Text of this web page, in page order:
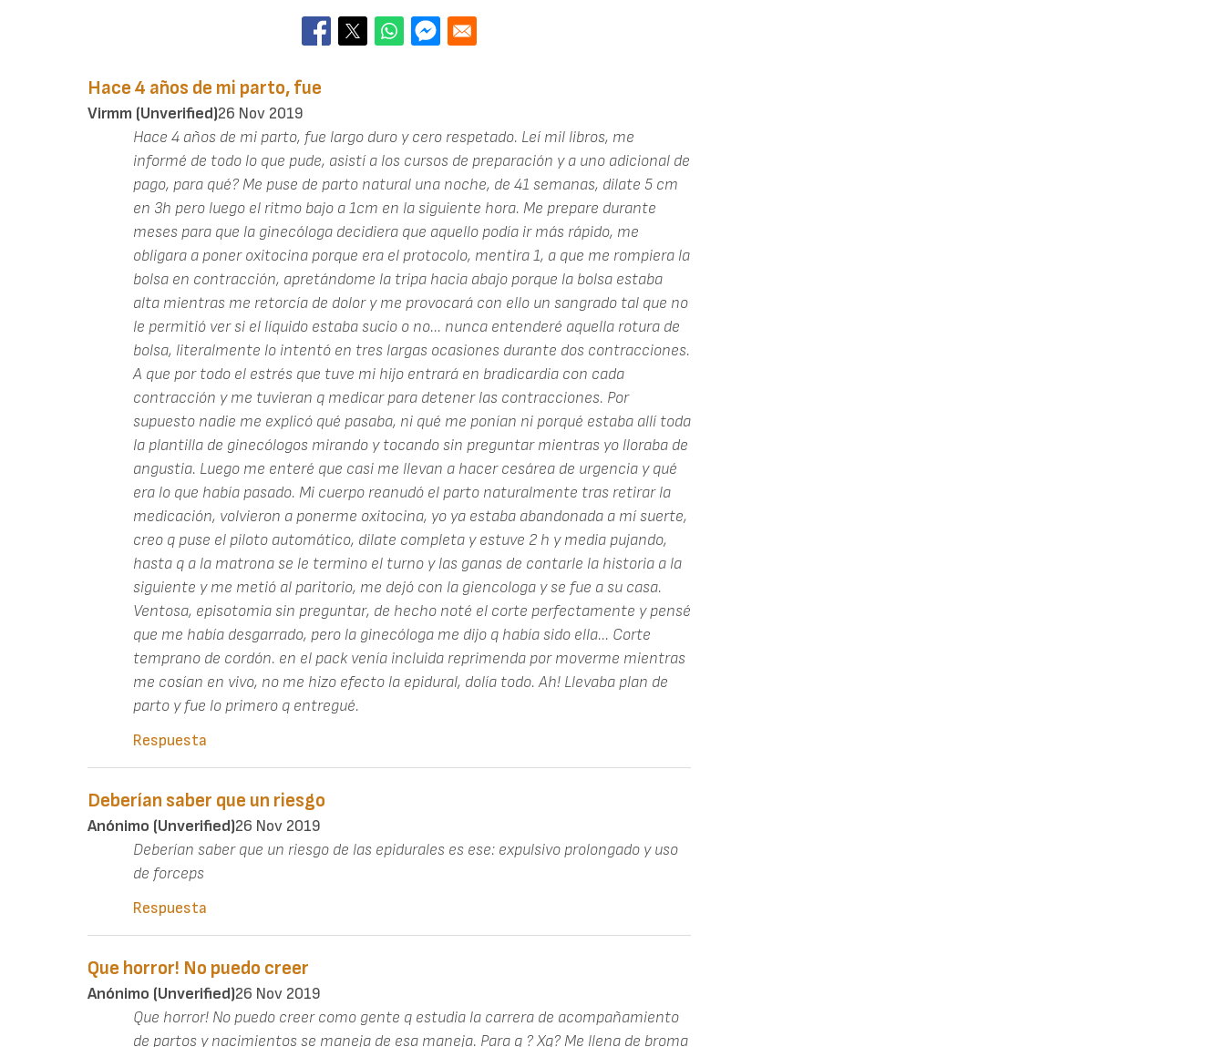
Hace 4 años de mi parto, fue
Virmm (unverified)26 Nov 2019
Hace 4 años de mi parto, fue largo duro y cero respetado. Leí mil libros, me
informé de todo lo que pude, asistí a los cursos de preparación y a uno adicional de
pago, para qué? Me puse de parto natural una noche, de 41 semanas, dilate 5 cm
en 3h pero luego el ritmo bajo a 1cm en la siguiente hora. Me prepare durante
meses para que la ginecóloga decidiera que aquello podía ir más rápido, me
obligara a poner oxitocina porque era el protocolo, mentira 1, a que me rompiera la
bolsa en contracción, apretándome la tripa hacia abajo porque la bolsa estaba
alta mientras me retorcía de dolor y me provocará con ello un sangrado tal que no
le permitió ver si el líquido estaba sucio o no... nunca entenderé aquella rotura de
bolsa, literalmente lo intentó en tres largas ocasiones durante dos contracciones.
A que por todo el estrés que tuve mi hijo entrará en bradicardia con cada
contracción y me tuvieran q medicar para detener las contracciones. Por
supuesto nadie me explicó qué pasaba, ni qué me ponían ni porqué estaba allí toda
la plantilla de ginecólogos mirando y tocando sin preguntar mientras yo lloraba de
angustia. Luego me enteré que casi me llevan a hacer cesárea de urgencia y qué
era lo que había pasado. Mi cuerpo reanudó el parto naturalmente tras retirar la
medicación, volvieron a ponerme oxitocina, yo ya estaba abandonada a mí suerte,
creo q puse el piloto automático, dilate completa y estuve 2 h y media pujando,
hasta q a la matrona se le termino el turno y las ganas de contarle la historia a la
siguiente y me metió al paritorio, me dejó con la giencologa y se fue a su casa.
Ventosa, episotomia sin preguntar, de hecho noté el corte perfectamente y pensé
que me había desgarrado, pero la ginecóloga me dijo q había sido ella... Corte
temprano de cordón. en el pack venía incluida reprimenda por moverme mientras
me cosían en vivo, no me hizo efecto la epidural, dolía todo. Ah! Llevaba plan de
parto y fue lo primero q entregué.
Respuesta
Deberían saber que un riesgo
Anónimo (unverified)26 Nov 2019
Deberían saber que un riesgo de las epidurales es ese: expulsivo prolongado y uso
de forceps
Respuesta
Que horror! No puedo creer
Anónimo (unverified)26 Nov 2019
Que horror! No puedo creer como gente q estudia la carrera de acompañamiento
de partos y nacimientos se maneja de esa maneja. Para q ? Xq? Me llena de broma